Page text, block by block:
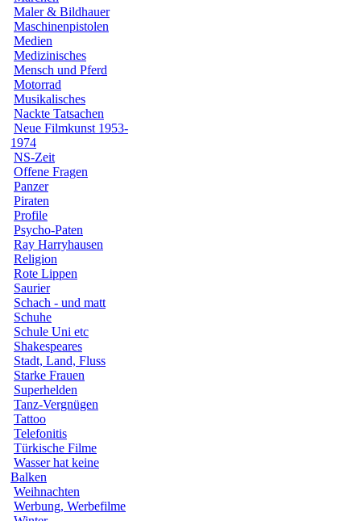
Maler & Bildhauer
Maschinenpistolen
Medien
Medizinisches
Mensch und Pferd
Motorrad
Musikalisches
Nackte Tatsachen
Neue Filmkunst 1953-
1974
NS-Zeit
Offene Fragen
Panzer
Piraten
Profile
Psycho-Paten
Ray Harryhausen
Religion
Rote Lippen
Saurier
Schach - und matt
Schuhe
Schule Uni etc
Shakespeares
Stadt, Land, Fluss
Starke Frauen
Superhelden
Tanz-Vergnügen
Tattoo
Telefonitis
Türkische Filme
Wasser hat keine
Balken
Weihnachten
Werbung, Werbefilme